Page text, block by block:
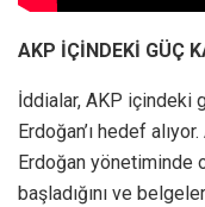
AKP İÇİNDEKİ GÜÇ
İddialar, AKP içindeki
Erdoğan’ı hedef
Erdoğan yönetiminde
başladığını ve